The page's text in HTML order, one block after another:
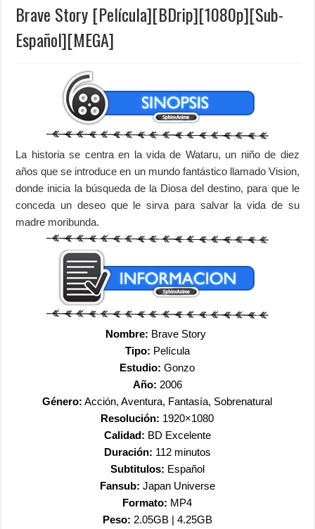
Brave Story [Película][BDrip][1080p][Sub-
Español][MEGA]
La historia se centra en la vida de Wataru, un niño de diez
años que se introduce en un mundo fantástico llamado Vision,
donde inicia la búsqueda de la Diosa del destino, para que le
conceda un deseo que le sirva para salvar la vida de su
madre moribunda.
Nombre: Brave Story
Tipo: Película
Estudio: Gonzo
Año: 2006
Género: Acción, Aventura, Fantasía, Sobrenatural
Resolución: 1920×1080
Calidad: BD Excelente
Duración: 112 minutos
Subtitulos: Español
Fansub: Japan Universe
Formato: MP4
Peso: 2.05GB | 4.25GB